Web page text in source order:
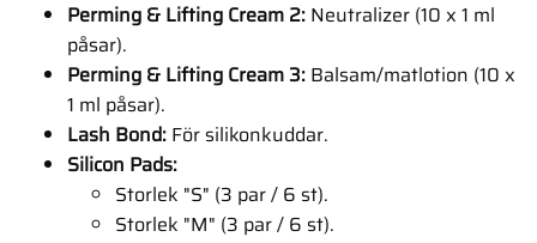
Perming & Lifting Cream 2: Neutralizer (10 x 1 ml
påsar).
Perming & Lifting Cream 3: Balsam/matlotion (10 x
1 ml påsar).
Lash Bond: För silikonkuddar.
Silicon Pads:
Storlek "S" (3 par / 6 st).
Storlek "M" (3 par / 6 st).